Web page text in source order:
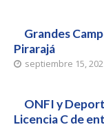
Grandes
Pirarajá
septiembre 15,
ONFI y
Licencia C de